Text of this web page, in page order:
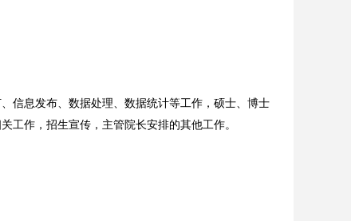
信息发布、数据处理、数据统计等工作，硕士、博士
工作，招生宣传，主管院长安排的其他工作。